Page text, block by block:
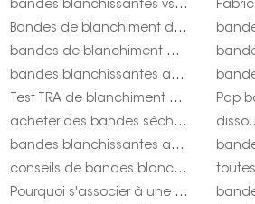
bandes blanchissantes vs stylo onuge
Bandes de blanchiment des dents Onuge Pap+ pour les États-Unis
bandes de blanchiment des dents au charbon actif
bandes blanchissantes au charbon
Test TRA de blanchiment des dents
acheter des bandes sèches de blanchiment des dents Onuge
bandes blanchissantes au peroxyde
conseils de bandes blanchissantes onuge
Pourquoi s'associer à une entreprise professionnelle de blanchiment des dents pour votre entreprise?